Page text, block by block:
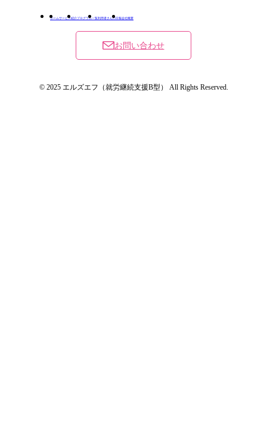
ホームサービス紹介プログラム一覧 利用者さんの日報会社概要
お問い合わせ
© 2025 エルズエフ（就労継続支援B型） All Rights Reserved.